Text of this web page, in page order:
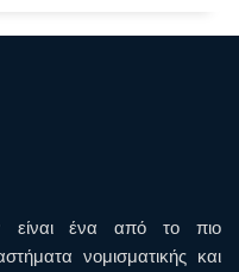
είναι ένα από το πιο
νομισματικής και